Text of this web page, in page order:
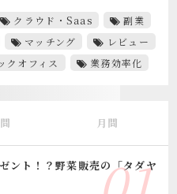
クラウド・Saas
副業
マッチング
レビュー
クオフィス 業務効率化
月間
ント！？野菜販売の「タダヤ